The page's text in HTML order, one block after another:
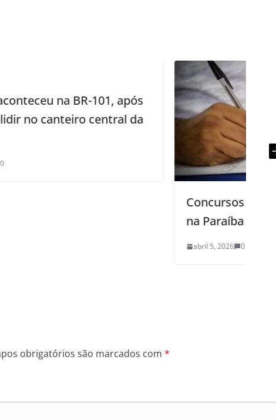
Concursos públicos oferecem vagas
na Paraíba e no Piauí; confira
obrigatórios são marcados com *